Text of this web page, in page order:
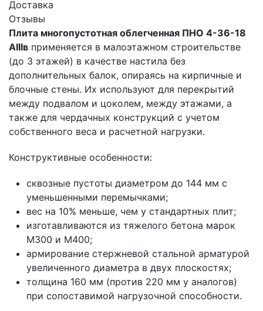
Доставка
Отзывы
Плита многопустотная облегченная ПНО 4-36-18
АIIIв применяется в малоэтажном строительстве
(до 3 этажей) в качестве настила без
дополнительных балок, опираясь на кирпичные и
блочные стены. Их используют для перекрытий
между подвалом и цоколем, между этажами, а
также для чердачных конструкций с учетом
собственного веса и расчетной нагрузки.
Конструктивные особенности:
сквозные пустоты диаметром до 144 мм с
уменьшенными перемычками;
вес на 10% меньше, чем у стандартных плит;
изготавливаются из тяжелого бетона марок
М300 и М400;
армирование стержневой стальной арматурой
увеличенного диаметра в двух плоскостях;
толщина 160 мм (против 220 мм у аналогов)
при сопоставимой нагрузочной способности.